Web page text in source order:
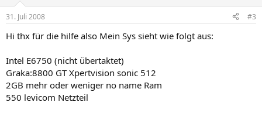
31. Juli 2008 #3
Hi thx für die hilfe also Mein Sys sieht wie folgt aus:
Intel E6750 (nicht übertaktet)
Graka:8800 GT Xpertvision sonic 512
2GB mehr oder weniger no name Ram
550 levicom Netzteil